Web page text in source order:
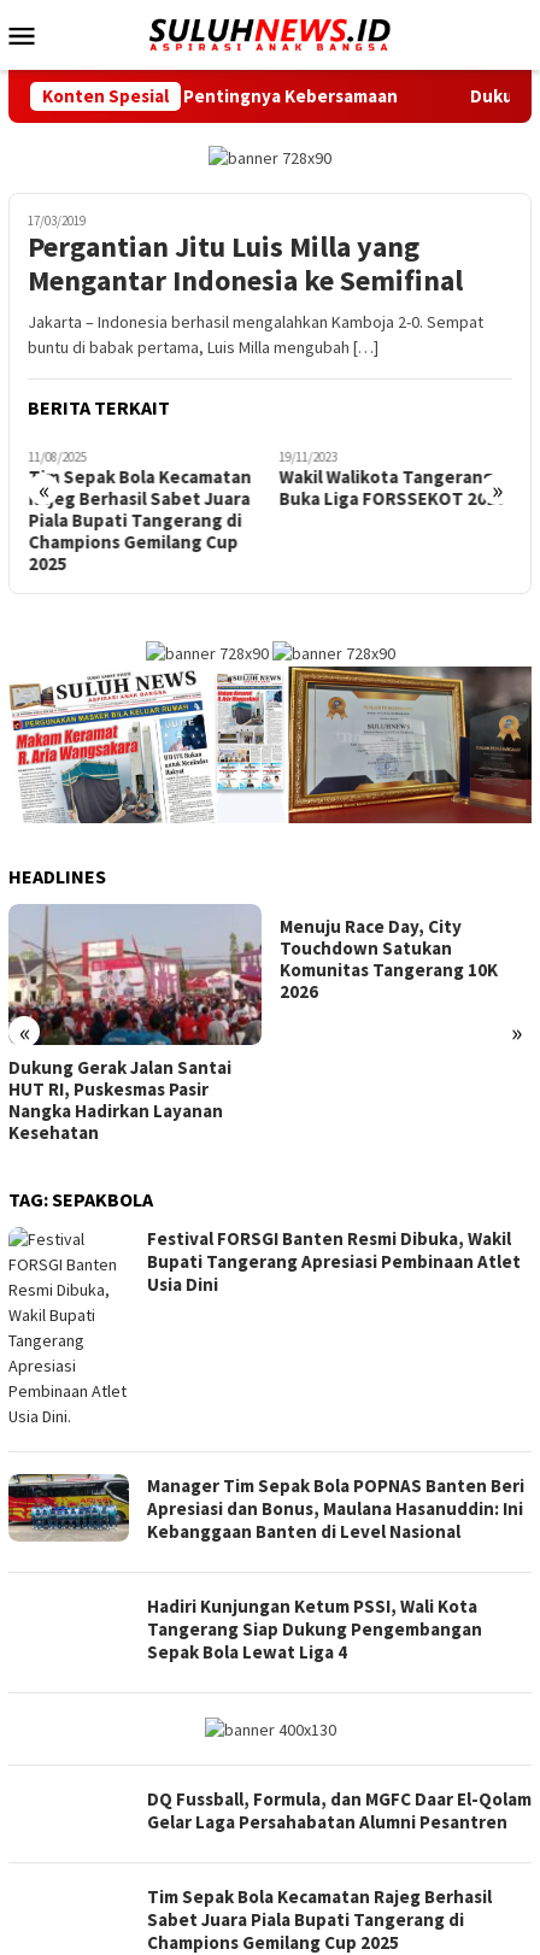
ke
Mobile
Konten Spesial
Ingatkan Pentingnya Kebersamaan Dukung Gerak
17/03/2019
Pergantian Jitu Luis Milla yang
Mengantar Indonesia ke Semifinal
Jakarta – Indonesia berhasil mengalahkan Kamboja 2-0. Sempat
buntu di babak pertama, Luis Milla mengubah […]
BERITA TERKAIT
« »
11/08/2025
Tim Sepak Bola Kecamatan
Rajeg Berhasil Sabet Juara
Piala Bupati Tangerang di
Champions Gemilang Cup
2025
19/11/2023
Wakil Walikota Tangerang
Buka Liga FORSSEKOT 2023
HEADLINES
« »
Dukung Gerak Jalan Santai
HUT RI, Puskesmas Pasir
Nangka Hadirkan Layanan
Kesehatan
Menuju Race Day, City
Touchdown Satukan
Komunitas Tangerang 10K
2026
TAG:SEPAKBOLA
Festival FORSGI Banten Resmi Dibuka, Wakil
Bupati Tangerang Apresiasi Pembinaan Atlet
Usia Dini
Manager Tim Sepak Bola POPNAS Banten Beri
Apresiasi dan Bonus, Maulana Hasanuddin: Ini
Kebanggaan Banten di Level Nasional
Hadiri Kunjungan Ketum PSSI, Wali Kota
Tangerang Siap Dukung Pengembangan
Sepak Bola Lewat Liga 4
DQ Fussball, Formula, dan MGFC Daar El-Qolam
Gelar Laga Persahabatan Alumni Pesantren
Tim Sepak Bola Kecamatan Rajeg Berhasil
Sabet Juara Piala Bupati Tangerang di
Champions Gemilang Cup 2025